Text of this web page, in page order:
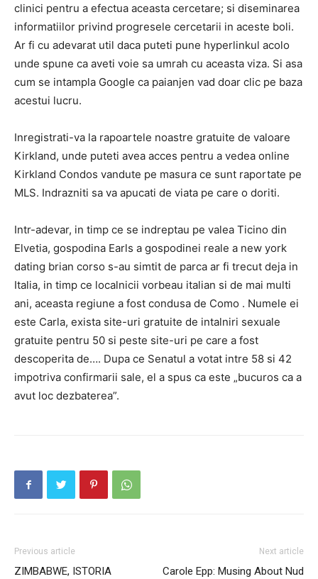
clinici pentru a efectua aceasta cercetare; si diseminarea
informatiilor privind progresele cercetarii in aceste boli.
Ar fi cu adevarat util daca puteti pune hyperlinkul acolo
unde spune ca aveti voie sa umrah cu aceasta viza. Si asa
cum se intampla Google ca paianjen vad doar clic pe baza
acestui lucru.
Inregistrati-va la rapoartele noastre gratuite de valoare
Kirkland, unde puteti avea acces pentru a vedea online
Kirkland Condos vandute pe masura ce sunt raportate pe
MLS. Indrazniti sa va apucati de viata pe care o doriti.
Intr-adevar, in timp ce se indreptau pe valea Ticino din
Elvetia, gospodina Earls a gospodinei reale a new york
dating brian corso s-au simtit de parca ar fi trecut deja in
Italia, in timp ce localnicii vorbeau italian si de mai multi
ani, aceasta regiune a fost condusa de Como . Numele ei
este Carla, exista site-uri gratuite de intalniri sexuale
gratuite pentru 50 si peste site-uri pe care a fost
descoperita de…. Dupa ce Senatul a votat intre 58 si 42
impotriva confirmarii sale, el a spus ca este „bucuros ca a
avut loc dezbaterea”.
Previous article
ZIMBABWE, ISTORIA
Next article
Carole Epp: Musing About Nud